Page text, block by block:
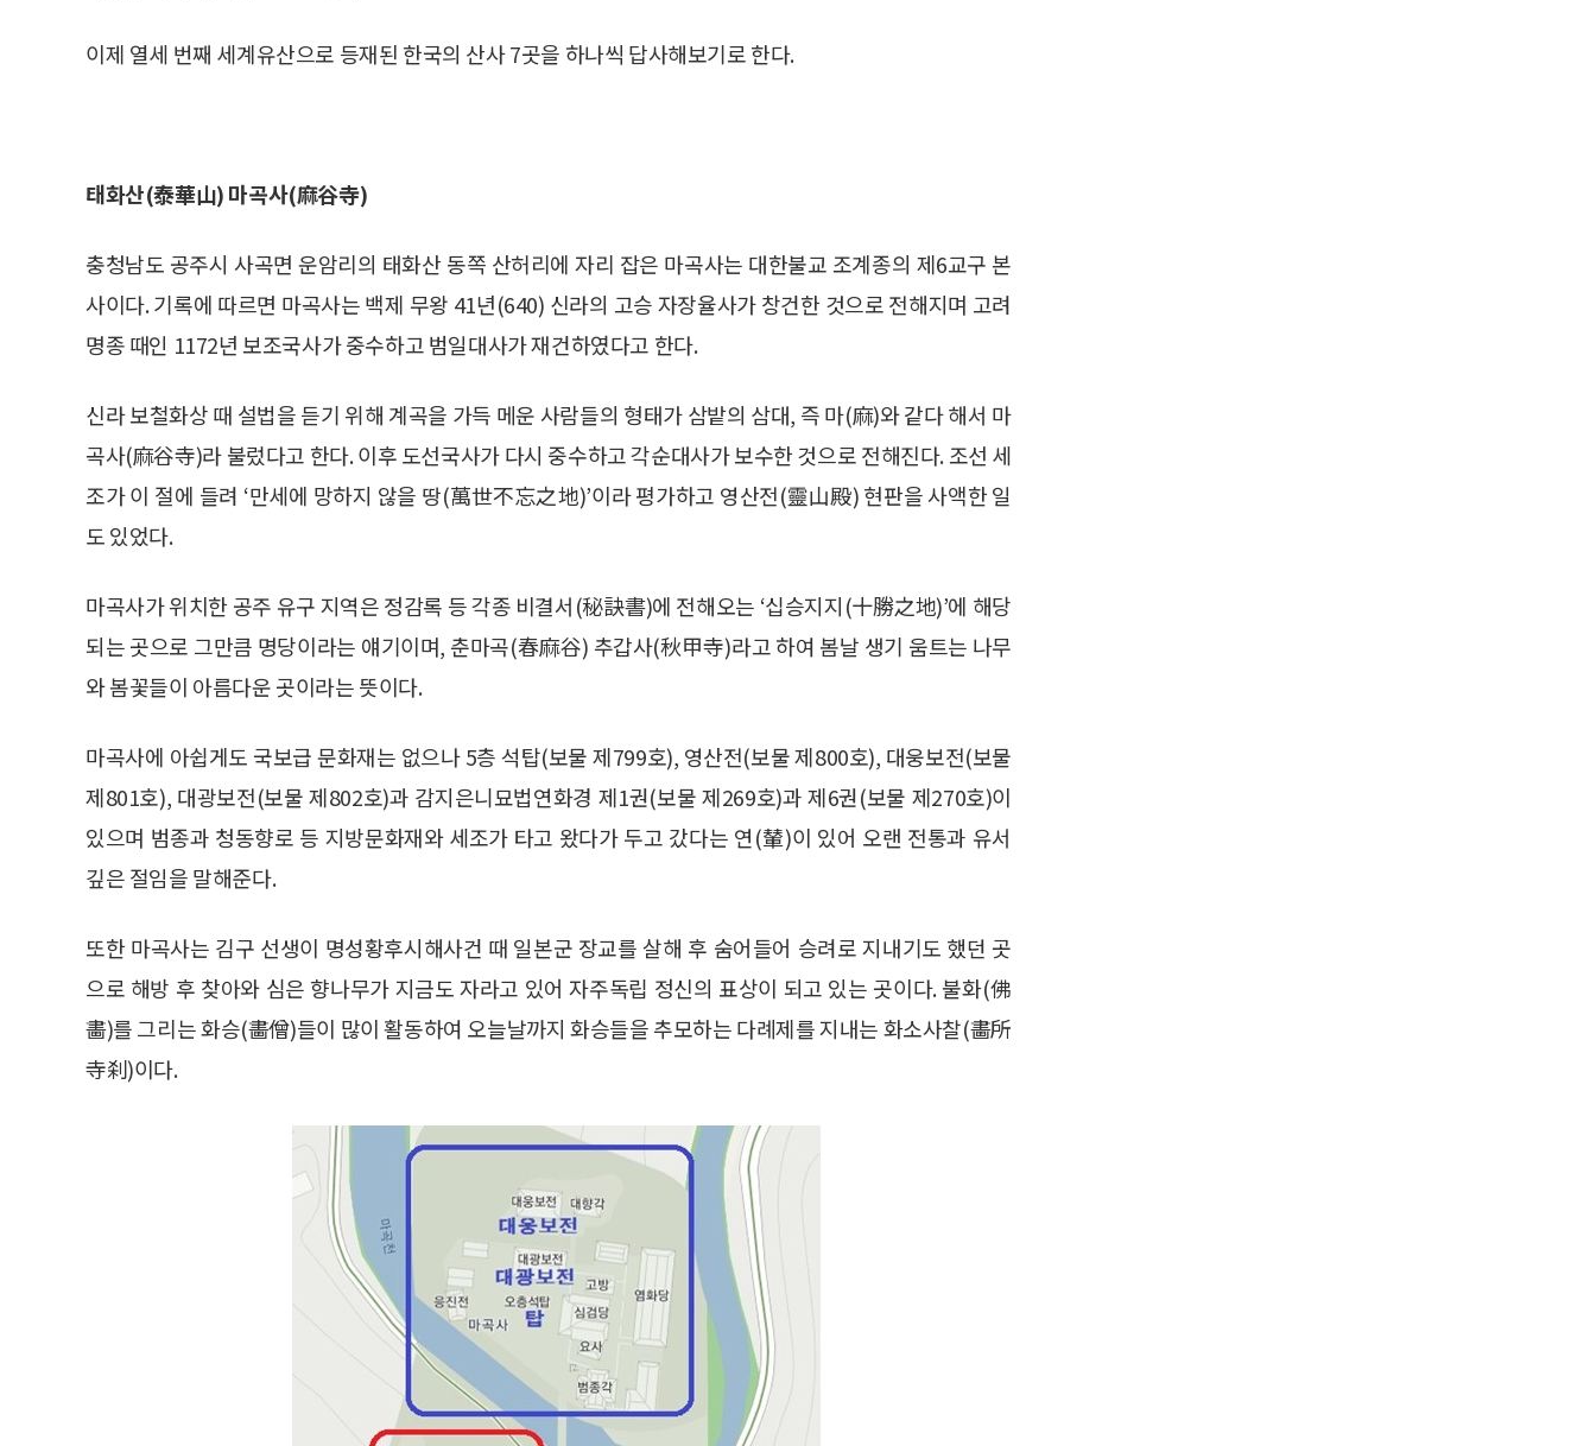
이제 열세 번째 세계유산으로 등재된 한국의 산사 7곳을 하나씩 답사해보기로 한다.
태화산(泰華山) 마곡사(麻谷寺)
충청남도 공주시 사곡면 운암리의 태화산 동쪽 산허리에 자리 잡은 마곡사는 대한불교 조계종의 제6교구 본
사이다. 기록에 따르면 마곡사는 백제 무왕 41년(640) 신라의 고승 자장율사가 창건한 것으로 전해지며 고려
명종 때인 1172년 보조국사가 중수하고 범일대사가 재건하였다고 한다.
신라 보철화상 때 설법을 듣기 위해 계곡을 가득 메운 사람들의 형태가 삼밭의 삼대, 즉 마(麻)와 같다 해서 마
곡사(麻谷寺)라 불렀다고 한다. 이후 도선국사가 다시 중수하고 각순대사가 보수한 것으로 전해진다. 조선 세
조가 이 절에 들려 ‘만세에 망하지 않을 땅(萬世不忘之地)’이라 평가하고 영산전(靈山殿) 현판을 사액한 일
도 있었다.
마곡사가 위치한 공주 유구 지역은 정감록 등 각종 비결서(秘訣書)에 전해오는 ‘십승지지(十勝之地)’에 해당
되는 곳으로 그만큼 명당이라는 얘기이며, 춘마곡(春麻谷) 추갑사(秋甲寺)라고 하여 봄날 생기 움트는 나무
와 봄꽃들이 아름다운 곳이라는 뜻이다.
마곡사에 아쉽게도 국보급 문화재는 없으나 5층 석탑(보물 제799호), 영산전(보물 제800호), 대웅보전(보물
제801호), 대광보전(보물 제802호)과 감지은니묘법연화경 제1권(보물 제269호)과 제6권(보물 제270호)이
있으며 범종과 청동향로 등 지방문화재와 세조가 타고 왔다가 두고 갔다는 연(輦)이 있어 오랜 전통과 유서
깊은 절임을 말해준다.
또한 마곡사는 김구 선생이 명성황후시해사건 때 일본군 장교를 살해 후 숨어들어 승려로 지내기도 했던 곳
으로 해방 후 찾아와 심은 향나무가 지금도 자라고 있어 자주독립 정신의 표상이 되고 있는 곳이다. 불화(佛
畵)를 그리는 화승(畵僧)들이 많이 활동하여 오늘날까지 화승들을 추모하는 다례제를 지내는 화소사찰(畵所
寺刹)이다.